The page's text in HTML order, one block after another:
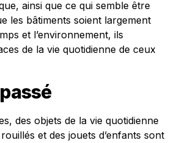
ainsi que ce qui semble être
les bâtiments soient largement
et l’environnement, ils
de la vie quotidienne de ceux
des objets de la vie quotidienne
et des jouets d’enfants sont